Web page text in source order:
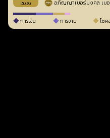
เติมเงิน
การเงิน การงาน โชค